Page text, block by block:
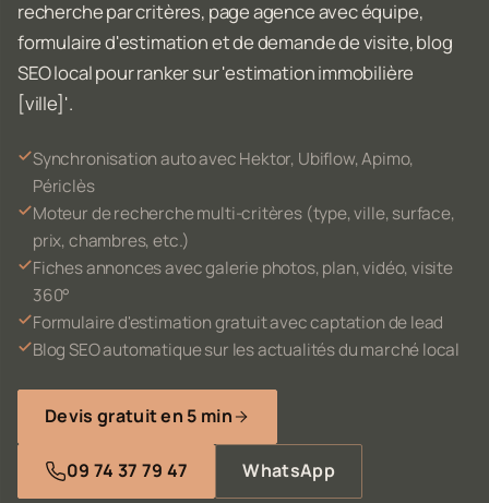
recherche par critères, page agence avec équipe,
formulaire d'estimation et de demande de visite, blog
SEO local pour ranker sur 'estimation immobilière
[ville]'.
Synchronisation auto avec Hektor, Ubiflow, Apimo,
Périclès
Moteur de recherche multi-critères (type, ville, surface,
prix, chambres, etc.)
Fiches annonces avec galerie photos, plan, vidéo, visite
360°
Formulaire d'estimation gratuit avec captation de lead
Blog SEO automatique sur les actualités du marché local
Devis gratuit en 5 min
09 74 37 79 47 WhatsApp